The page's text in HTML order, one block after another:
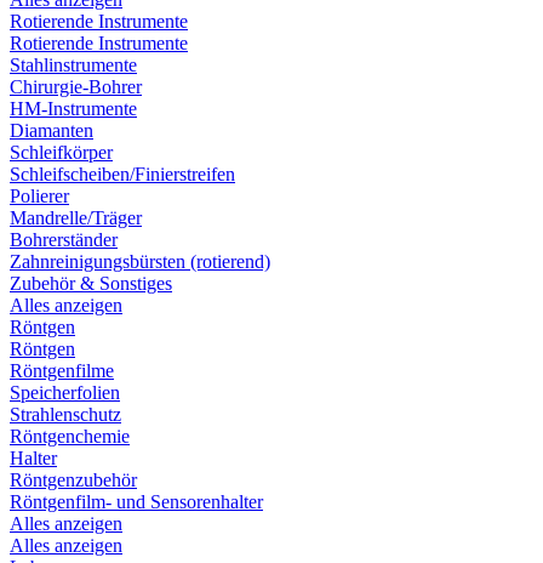
Rotierende Instrumente
Rotierende Instrumente
Stahlinstrumente
Chirurgie-Bohrer
HM-Instrumente
Diamanten
Schleifkörper
Schleifscheiben/Finierstreifen
Polierer
Mandrelle/Träger
Bohrerständer
Zahnreinigungsbürsten (rotierend)
Zubehör & Sonstiges
Alles anzeigen
Röntgen
Röntgen
Röntgenfilme
Speicherfolien
Strahlenschutz
Röntgenchemie
Halter
Röntgenzubehör
Röntgenfilm- und Sensorenhalter
Alles anzeigen
Alles anzeigen